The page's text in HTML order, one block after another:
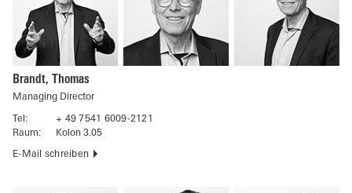
Brandt, Thomas
Managing Director
Tel:
+ 49 7541 6009-2121
Raum:
Kolon 3.05
E-Mail schreiben